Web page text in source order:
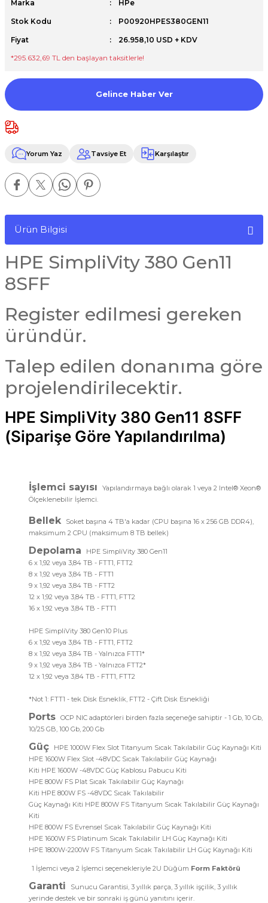
Marka HPe
Stok Kodu P00920HPES380GEN11
Fiyat
26.958,10 USD + KDV
*295.632,69 TL den başlayan taksitlerle!
Gelince Haber Ver
Yorum Yaz Tavsiye Et Karşılaştır
Ürün Bilgisi
HPE SimpliVity 380 Gen11
8SFF
Register edilmesi gereken
üründür.
Talep edilen donanıma göre
projelendirilecektir.
HPE SimpliVity 380 Gen11 8SFF
(Siparişe Göre Yapılandırılma)
İşlemci sayısı
Yapılandırmaya bağlı olarak 1 veya 2 Intel® Xeon®
Ölçeklenebilir İşlemci.
Bellek
Soket başına 4 TB'a kadar (CPU başına 16 x 256 GB DDR4),
maksimum 2 CPU (maksimum 8 TB bellek)
Depolama
HPE SimpliVity 380 Gen11
6 x 1,92 veya 3,84 TB - FTT1, FTT2
8 x 1,92 veya 3,84 TB - FTT1
9 x 1,92 veya 3,84 TB - FTT2
12 x 1,92 veya 3,84 TB - FTT1, FTT2
16 x 1,92 veya 3,84 TB - FTT1
HPE SimpliVity 380 Gen10 Plus
6 x 1,92 veya 3,84 TB - FTT1, FTT2
8 x 1,92 veya 3,84 TB - Yalnızca FTT1*
9 x 1,92 veya 3,84 TB - Yalnızca FTT2*
12 x 1,92 veya 3,84 TB - FTT1, FTT2
*Not 1: FTT1 - tek Disk Esneklik, FTT2 - Çift Disk Esnekliği
Ports OCP NIC adaptörleri birden fazla seçeneğe sahiptir - 1 Gb, 10 Gb,
10/25 GB, 100 Gb, 200 Gb
Güç
HPE 1000W Flex Slot Titanyum Sıcak Takılabilir Güç Kaynağı Kiti
HPE 1600W Flex Slot -48VDC Sıcak Takılabilir Güç Kaynağı
Kiti HPE 1600W -48VDC Güç Kablosu Pabucu Kiti
HPE 800W FS Plat Sıcak Takılabilir Güç Kaynağı
Kiti HPE 800W FS -48VDC Sıcak Takılabilir
Güç Kaynağı Kiti HPE 800W FS Titanyum Sıcak Takılabilir Güç Kaynağı
Kiti
HPE 800W FS Evrensel Sıcak Takılabilir Güç Kaynağı Kiti
HPE 1600W FS Platinum Sıcak Takılabilir LH Güç Kaynağı Kiti
HPE 1800W-2200W FS Titanyum Sıcak Takılabilir LH Güç Kaynağı Kiti
1 İşlemci veya 2 İşlemci seçenekleriyle 2U Düğüm Form Faktörü
Garanti
Sunucu Garantisi, 3 yıllık parça, 3 yıllık işçilik, 3 yıllık
yerinde destek ve bir sonraki iş günü yanıtını içerir.